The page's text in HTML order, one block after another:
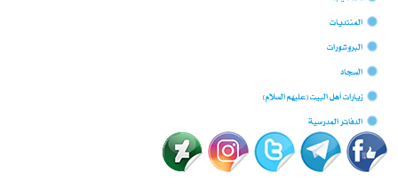
المنتديات
البروشورات
السجّاد
زيارات أهل البيت (عليهم السلام)
الدفاتر المدرسية